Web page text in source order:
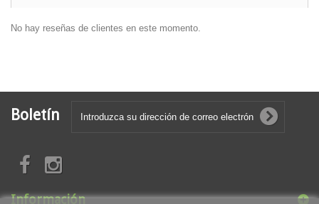
No hay reseñas de clientes en este momento.
Boletín
Información